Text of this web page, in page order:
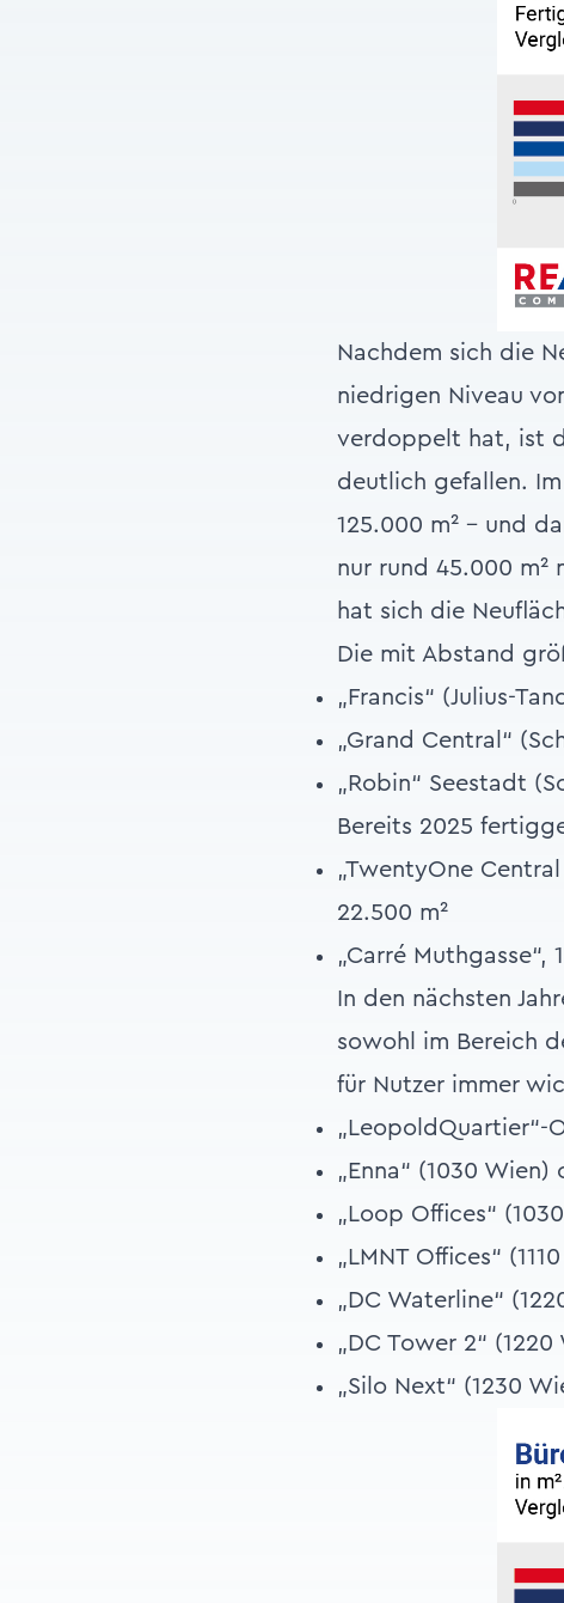
Nachdem sich die
niedrigen Niveau
verdoppelt hat, ist
deutlich gefallen.
125.000 m² – und
nur rund 45.000
hat sich die
Die mit Abstand
„Francis“ (Julius-
„Grand Central“
„Robin“ Seestadt
Bereits 2025
„TwentyOne
22.500 m²
„Carré Muthgasse“,
In den nächsten
sowohl im Bereich
für Nutzer immer
„LeopoldQuartier“-
„Enna“ (1030
„Loop Offices“
„LMNT Offices“
„DC Waterline“
„DC Tower 2“
„Silo Next“ (1230